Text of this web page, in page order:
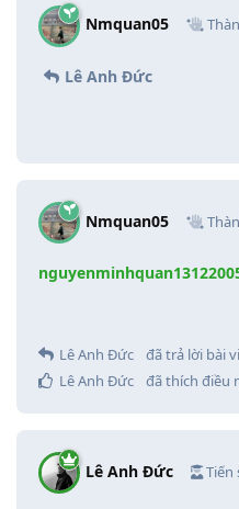
Nmquan05
Lê Anh Đức
Nmquan05
Lê Anh Đức
đã trả lời bài
Lê Anh Đức
đã thích điều
Lê Anh Đức Tiến